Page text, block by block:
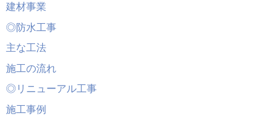
建材事業
◎防水工事
主な工法
施工の流れ
◎リニューアル工事
施工事例